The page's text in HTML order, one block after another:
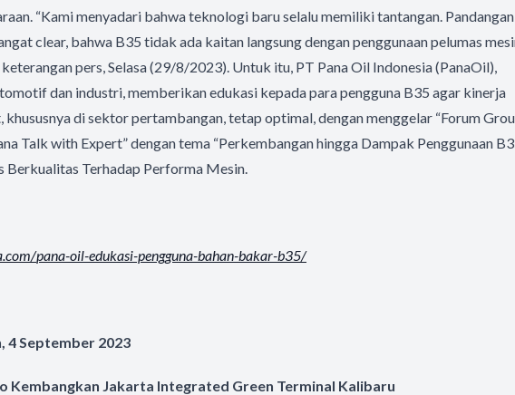
“Kami menyadari bahwa teknologi baru selalu memiliki tantangan. Pandangan
clear, bahwa B35 tidak ada kaitan langsung dengan penggunaan pelumas
pers, Selasa (29/8/2023). Untuk itu, PT Pana Oil Indonesia (PanaOil),
dan industri, memberikan edukasi kepada para pengguna B35 agar kinerja
khususnya di sektor pertambangan, tetap optimal, dengan menggelar “Forum
Talk with Expert” dengan tema “Perkembangan hingga Dampak Penggunaan
Berkualitas Terhadap Performa Mesin.
pana-oil-edukasi-pengguna-bahan-bakar-b35/
4 September 2023
Kembangkan Jakarta Integrated Green Terminal Kalibaru